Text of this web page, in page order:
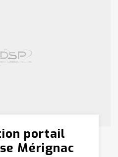
portail
Mérignac